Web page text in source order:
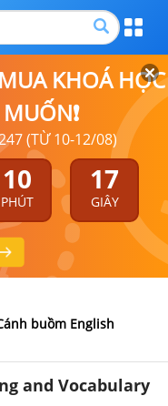
KHOÁ HỌC
(TỪ 10-12/08)
10
PHÚT
17
GIÂY
buồm English
and Vocabulary